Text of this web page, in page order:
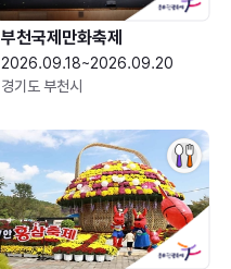
부천국제만화축제
2026.09.18~2026.09.20
경기도 부천시